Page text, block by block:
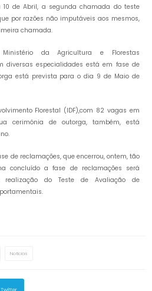
de Abril, a segunda chamada do teste
por razões não imputáveis aos mesmos,
chamada.
da Agricultura e Florestas
diversas especialidades está em fase de
está prevista para o dia 9 de Maio de
Florestal (IDF),com 82 vagas em
cerimónia de outorga, também, está
de reclamações, que encerrou, ontem, tão
concluído a fase de reclamações será
do Teste de Avaliação de
Notícias
Twitter